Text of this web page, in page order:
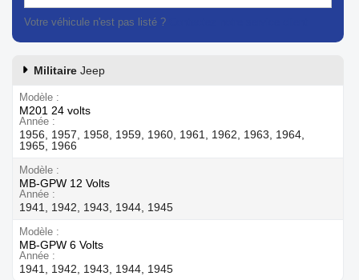
Votre véhicule n'est pas listé ?
Militaire Jeep
Modèle
M201 24 volts
Année
1956, 1957, 1958, 1959, 1960, 1961, 1962, 1963, 1964,
1965, 1966
Modèle
MB-GPW 12 Volts
Année
1941, 1942, 1943, 1944, 1945
Modèle
MB-GPW 6 Volts
Année
1941, 1942, 1943, 1944, 1945